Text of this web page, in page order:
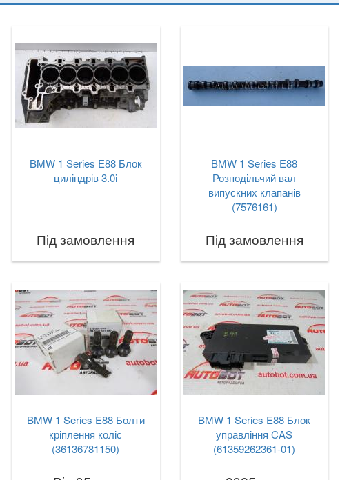
BMW 1 Series E88 Блок
циліндрів 3.0i
Під замовлення
BMW 1 Series E88
Розподільчий вал
випускних клапанів
(7576161)
Під замовлення
BMW 1 Series E88 Болти
кріплення коліс
(36136781150)
BMW 1 Series E88 Блок
управління CAS
(61359262361-01)